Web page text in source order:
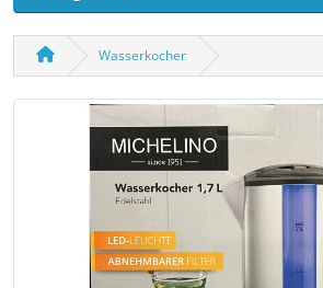
Wasserkocher